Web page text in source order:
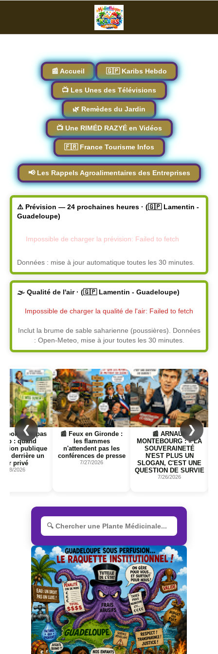
📰 Accueil 🇬🇵 Karibs Hebdo
📺 Les Unes des Télévisions
🌿 Remèdes du Jardin
📺 Une RIMÉD RAZYÉ en Vidéos
🇫🇷 France Tourisme Infos
📢 Les Rappels Agroalimentaires des Entreprises
⚠️ Prévision — 24 prochaines heures · (🇬🇵 Lamentin -
Guadeloupe)
Impossible de charger la prévision: Failed to fetch
Données : mise à jour automatique toutes les 30 minutes.
🌫️ Qualité de l'air · (🇬🇵 Lamentin - Guadeloupe)
Impossible de charger la qualité de l'air: Failed to fetch
Inclut la brume de sable saharienne (poussières). Données
: Open-Meteo, mise à jour toutes les 30 minutes.
❮
pas
un
Page
📰 Feux en Gironde :
les flammes
n'attendent pas les
conférences de presse
Page
📰 ARNAUD
MONTEBOURG : « LA
SOUVERAINETÉ
N'EST PLUS UN
SLOGAN, C'EST UNE
QUESTION DE SURVIE
Page
📰 Les
Gironde
que la
❯
R
e
h
e
r
c
h
e
r
u
n
e
p
l